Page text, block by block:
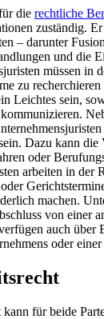
die rechtliche
zuständig.
– darunter
und die
müssen in
zu
Leichtes sein,
Dazu kann die
oder
arbeiten in der
machen.
von einer
auch über
oder
für beide